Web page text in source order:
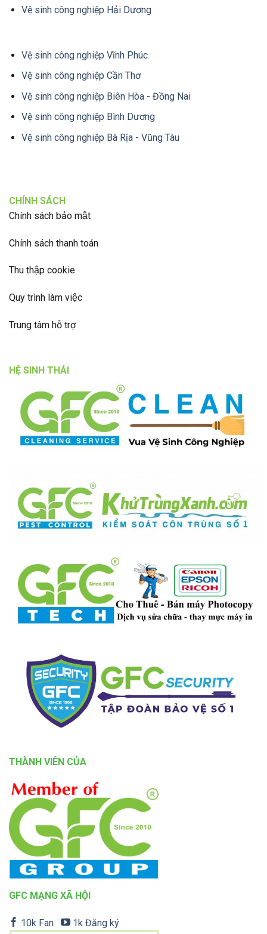
Vệ sinh công nghiệp Hải Dương
Vệ sinh công nghiệp Vĩnh Phúc
Vệ sinh công nghiệp Cần Thơ
Vệ sinh công nghiệp Biên Hòa - Đồng Nai
Vệ sinh công nghiệp Bình Dương
Vệ sinh công nghiệp Bà Rịa - Vũng Tàu
CHÍNH SÁCH
Chính sách bảo mật
Chính sách thanh toán
Thu thập cookie
Quy trình làm việc
Trung tâm hỗ trợ
HỆ SINH THÁI
THÀNH VIÊN CỦA
GFC MẠNG XÃ HỘI
10k Fan 1k Đăng ký